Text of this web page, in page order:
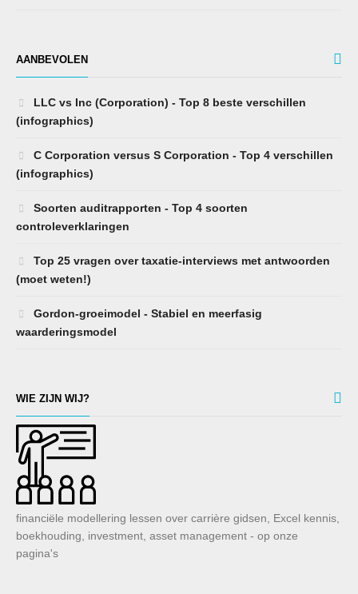
AANBEVOLEN
LLC vs Inc (Corporation) - Top 8 beste verschillen
(infographics)
C Corporation versus S Corporation - Top 4 verschillen
(infographics)
Soorten auditrapporten - Top 4 soorten
controleverklaringen
Top 25 vragen over taxatie-interviews met antwoorden
(moet weten!)
Gordon-groeimodel - Stabiel en meerfasig
waarderingsmodel
WIE ZIJN WIJ?
financiële modellering lessen over carrière gidsen, Excel kennis,
boekhouding, investment, asset management - op onze
pagina's